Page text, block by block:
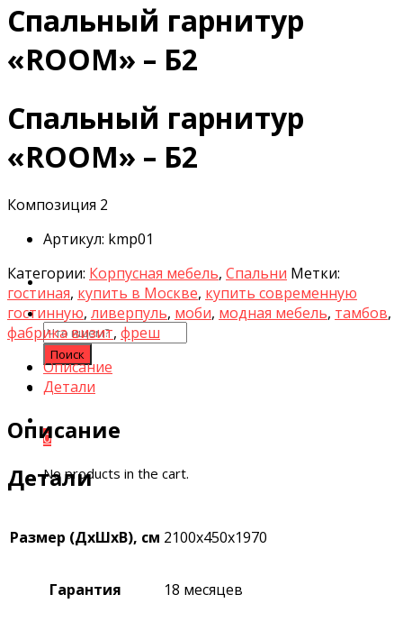
Search
for:
0
No products in the cart.
Спальный гарнитур
«ROOM» – Б2
Спальный гарнитур
«ROOM» – Б2
Композиция 2
Aртикул: kmp01
Категории: Корпусная мебель, Спальни Метки:
гостиная, купить в Москве, купить современную
гостинную, ливерпуль, моби, модная мебель, тамбов,
фабрика визит, фреш
Описание
Детали
Описание
Детали
Размер (ДхШхВ), см 2100х450х1970
Гарантия 18 месяцев